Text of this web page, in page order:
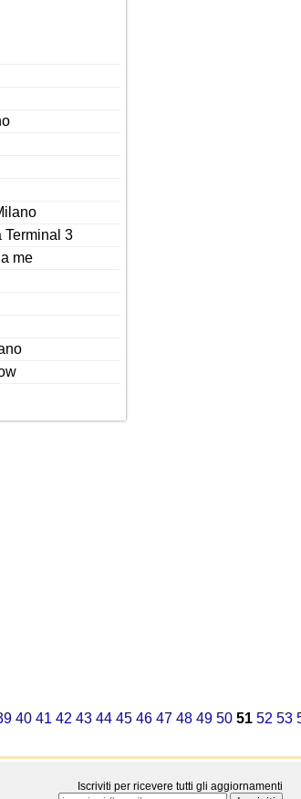
40 41 42 43 44 45 46 47 48 49 50 51 52 53
Terminal 3
me
Iscriviti per ricevere tutti gli aggiornamenti